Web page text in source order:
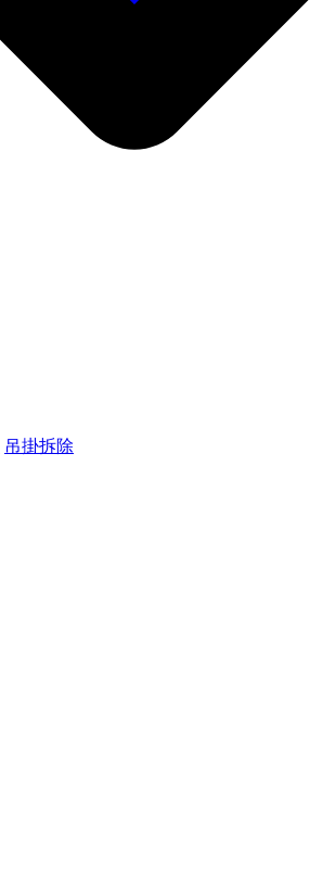
吊掛拆除